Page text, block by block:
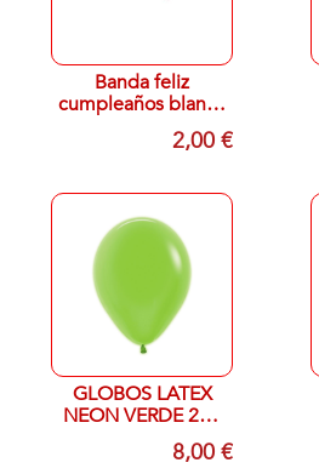
Banda feliz
cumpleaños blanca
letras en multicolor
2,00 €
GLOBOS LATEX
NEON VERDE 230
r-12 bolsas de 50
8,00 €